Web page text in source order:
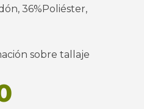
36%Poliéster,
sobre tallaje